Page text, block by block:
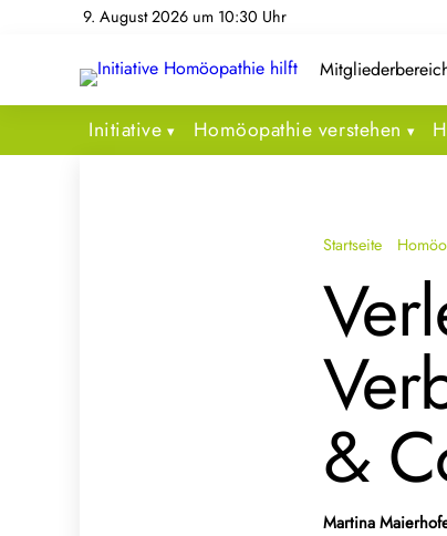
9. August 2026 um 10:30 Uhr
Initiative Homöopathie verstehen
Startseite
&
Martina